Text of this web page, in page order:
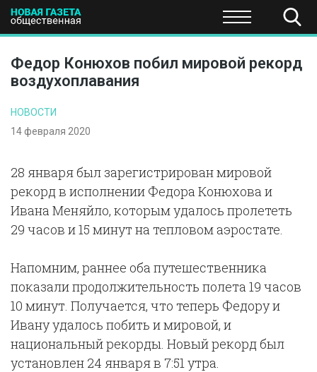
ПОЛИТИКА ЭКОНОМИКА НАУКА И
Федор Конюхов побил мировой рекорд
воздухоплавания
НОВОСТИ
14 февраля 2020
28 января был зарегистрирован мировой
рекорд в исполнении Федора Конюхова и
Ивана Меняйло, которым удалось пролететь
29 часов и 15 минут на тепловом аэростате.
Напомним, раннее оба путешественника
показали продолжительность полета 19 часов
10 минут. Получается, что теперь Федору и
Ивану удалось побить и мировой, и
национальный рекорды. Новый рекорд был
установлен 24 января в 7:51 утра.